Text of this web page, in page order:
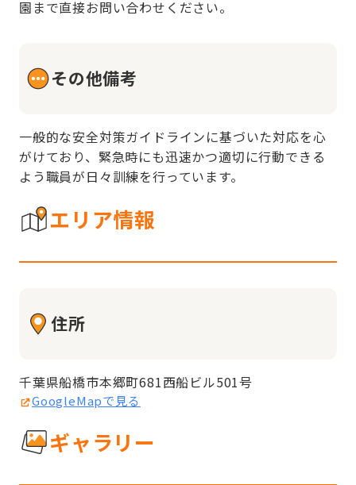
園まで直接お問い合わせください。
その他備考
一般的な安全対策ガイドラインに基づいた対応を心
がけており、緊急時にも迅速かつ適切に行動できる
よう職員が日々訓練を行っています。
エリア情報
住所
千葉県船橋市本郷町681西船ビル501号
GoogleMapで見る
ギャラリー